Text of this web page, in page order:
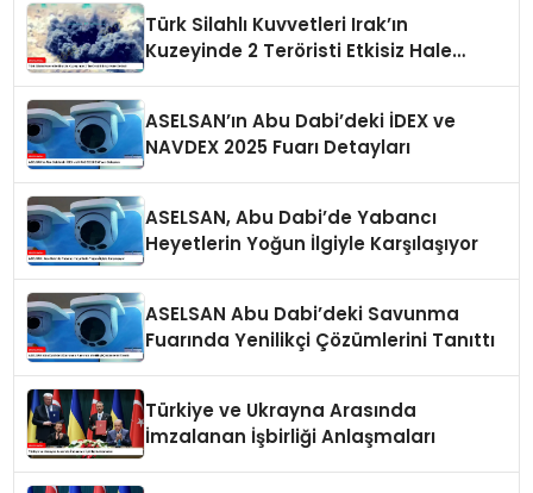
Türk Silahlı Kuvvetleri Irak’ın
Kuzeyinde 2 Teröristi Etkisiz Hale
ASELSAN’ın Abu Dabi’deki İDEX ve
NAVDEX 2025 Fuarı Detayları
ASELSAN, Abu Dabi’de Yabancı
Heyetlerin Yoğun İlgiyle Karşılaşıyor
ASELSAN Abu Dabi’deki Savunma
Fuarında Yenilikçi Çözümlerini Tanıttı
Türkiye ve Ukrayna Arasında
İmzalanan İşbirliği Anlaşmaları